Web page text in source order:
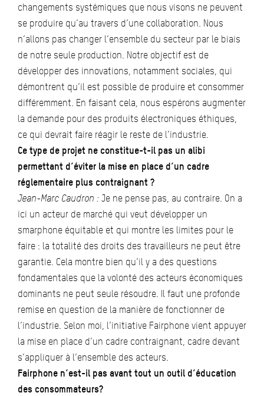
changements systémiques que nous visons ne peuvent
se produire qu’au travers d’une collaboration. Nous
n’allons pas changer l’ensemble du secteur par le biais
de notre seule production. Notre objectif est de
développer des innovations, notamment sociales, qui
démontrent qu’il est possible de produire et consommer
différemment. En faisant cela, nous espérons augmenter
la demande pour des produits électroniques éthiques,
ce qui devrait faire réagir le reste de l’industrie.
Ce type de projet ne constitue-t-il pas un alibi
permettant d’éviter la mise en place d’un cadre
réglementaire plus contraignant ?
Jean-Marc Caudron : Je ne pense pas, au contraire. On a
ici un acteur de marché qui veut développer un
smarphone équitable et qui montre les limites pour le
faire : la totalité des droits des travailleurs ne peut être
garantie. Cela montre bien qu’il y a des questions
fondamentales que la volonté des acteurs économiques
dominants ne peut seule résoudre. Il faut une profonde
remise en question de la manière de fonctionner de
l’industrie. Selon moi, l’initiative Fairphone vient appuyer
la mise en place d’un cadre contraignant, cadre devant
s’appliquer à l’ensemble des acteurs.
Fairphone n’est-il pas avant tout un outil d’éducation
des consommateurs?